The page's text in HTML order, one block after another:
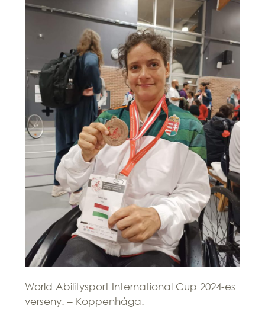
World Abilitysport International Cup 2024-es
verseny. – Koppenhága.